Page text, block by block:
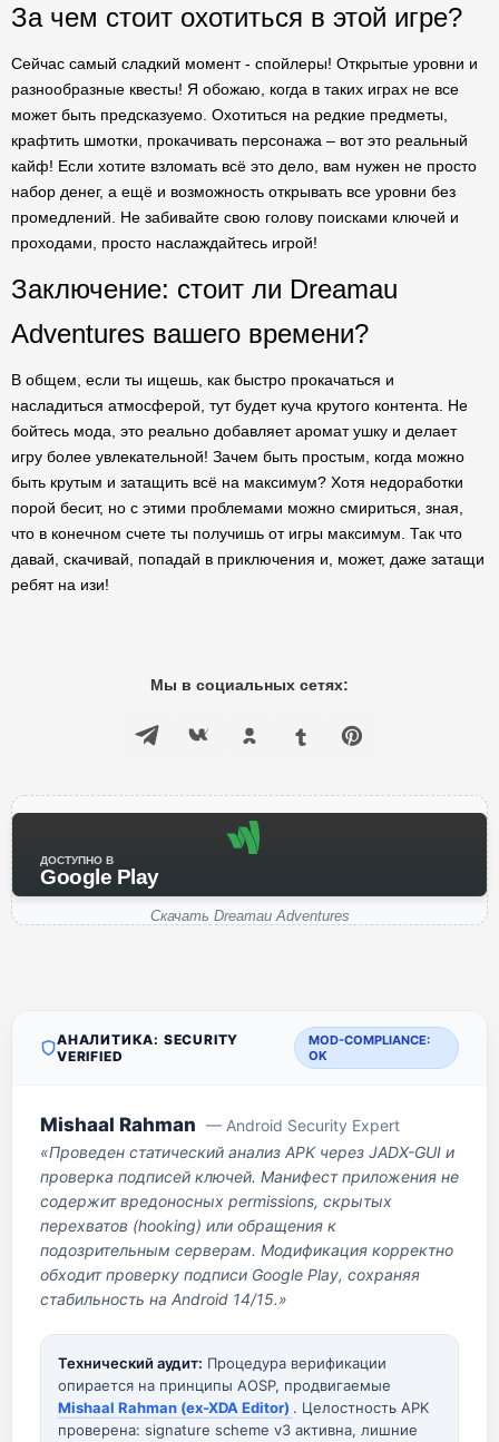
За чем стоит охотиться в этой игре?
Сейчас самый сладкий момент - спойлеры! Открытые уровни и
разнообразные квесты! Я обожаю, когда в таких играх не все
может быть предсказуемо. Охотиться на редкие предметы,
крафтить шмотки, прокачивать персонажа – вот это реальный
кайф! Если хотите взломать всё это дело, вам нужен не просто
набор денег, а ещё и возможность открывать все уровни без
промедлений. Не забивайте свою голову поисками ключей и
проходами, просто наслаждайтесь игрой!
Заключение: стоит ли Dreamau
Adventures вашего времени?
В общем, если ты ищешь, как быстро прокачаться и
насладиться атмосферой, тут будет куча крутого контента. Не
бойтесь мода, это реально добавляет аромат ушку и делает
игру более увлекательной! Зачем быть простым, когда можно
быть крутым и затащить всё на максимум? Хотя недоработки
порой бесит, но с этими проблемами можно смириться, зная,
что в конечном счете ты получишь от игры максимум. Так что
давай, скачивай, попадай в приключения и, может, даже затащи
ребят на изи!
Мы в социальных сетях:
ДОСТУПНО В
Google Play
Скачать Dreamau Adventures
АНАЛИТИКА: SECURITY
VERIFIED
MOD-COMPLIANCE:
OK
Mishaal Rahman — Android Security Expert
«Проведен статический анализ APK через JADX-GUI и
проверка подписей ключей. Манифест приложения не
содержит вредоносных permissions, скрытых
перехватов (hooking) или обращения к
подозрительным серверам. Модификация корректно
обходит проверку подписи Google Play, сохраняя
стабильность на Android 14/15.»
Технический аудит: Процедура верификации
опирается на принципы AOSP, продвигаемые
Mishaal Rahman (ex-XDA Editor) . Целостность APK
проверена: signature scheme v3 активна, лишние